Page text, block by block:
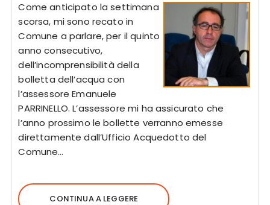
Come anticipato la settimana
scorsa, mi sono recato in
Comune a parlare, per il quinto
anno consecutivo,
dell’incomprensibilità della
bolletta dell’acqua con
l’assessore Emanuele
PARRINELLO. L’assessore mi ha assicurato che
l’anno prossimo le bollette verranno emesse
direttamente dall’Ufficio Acquedotto del
Comune…
CONTINUA A LEGGERE